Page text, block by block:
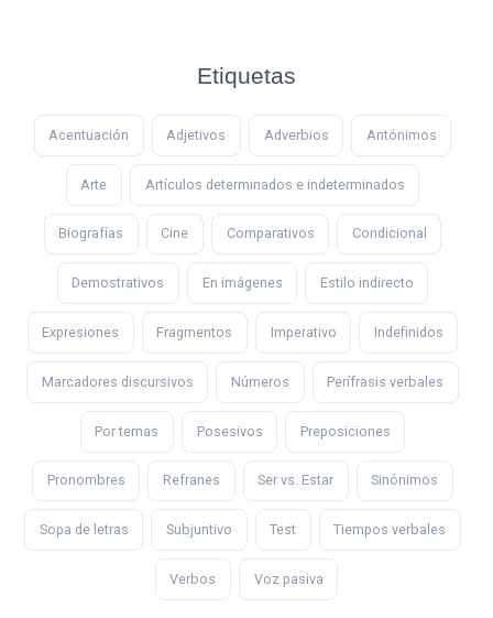
Etiquetas
Acentuación Adjetivos Adverbios Antónimos
Arte Artículos determinados e indeterminados
Biografías Cine Comparativos Condicional
Demostrativos En imágenes Estilo indirecto
Expresiones Fragmentos Imperativo Indefinidos
Marcadores discursivos Números Perífrasis verbales
Por temas Posesivos Preposiciones
Pronombres Refranes Ser vs. Estar Sinónimos
Sopa de letras Subjuntivo Test Tiempos verbales
Verbos Voz pasiva